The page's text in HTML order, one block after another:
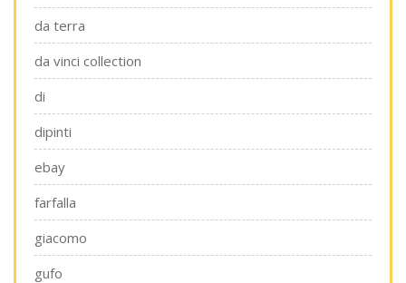
da terra
da vinci collection
di
dipinti
ebay
farfalla
giacomo
gufo